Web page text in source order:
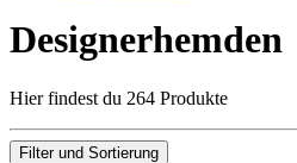
Designerhemden
Hier findest du 264 Produkte
Filter und Sortierung